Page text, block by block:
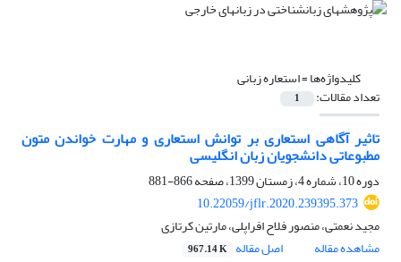
کلیدواژه‌ها =استعاره زبانی
تعداد مقالات: 1
تاثیر آگاهی استعاری بر توانش استعاری و مهارت خواندن متون
مطبوعاتی دانشجویان زبان انگلیسی
دوره 10، شماره 4، زمستان 1399، صفحه
866-881
10.22059/jflr.2020.239395.373
مجید نعمتی، منصور فلاح افراپلی، مارتین کرتازی
مشاهده مقاله
اصل مقاله 967.14 K